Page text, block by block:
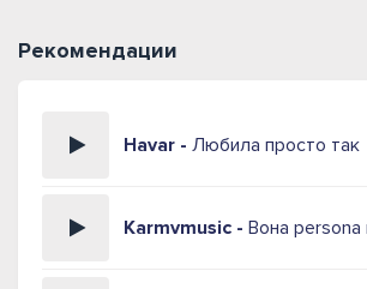
Рекомендации
Havar - Любила просто так
Karmvmusic - Вона persona